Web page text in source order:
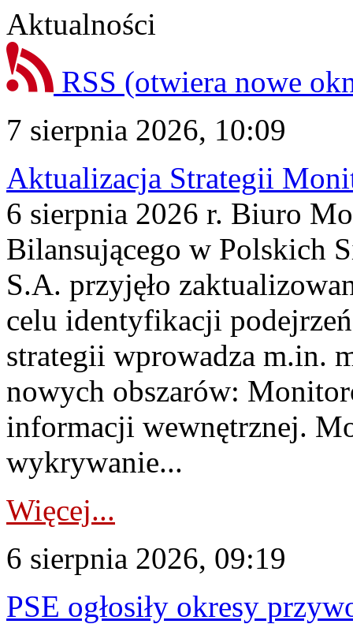
Aktualności
RSS (otwiera nowe
7 sierpnia 2026, 10:09
Aktualizacja Strategii
6 sierpnia 2026 r. Biuro
Bilansującego w Polskich
S.A. przyjęło
celu identyfikacji
strategii wprowadza m.in.
nowych obszarów:
informacji wewnętrznej.
wykrywanie...
Więcej...
6 sierpnia 2026, 09:19
PSE ogłosiły okresy